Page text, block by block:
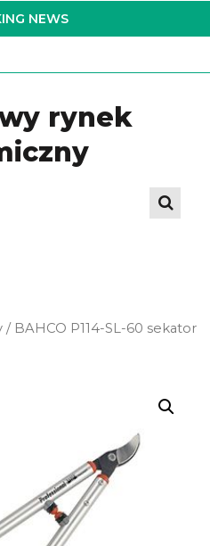
NEWS
rynek
/ BAHCO P114-SL-60 sekator